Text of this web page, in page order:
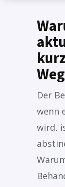
Der
wenn
wird,